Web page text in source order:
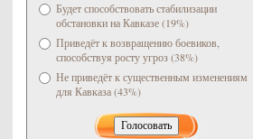
Будет способствовать стабилизации
обстановки на Кавказе (19%)
Приведёт к возвращению боевиков,
способствуя росту угроз (38%)
Не приведёт к существенным изменениям
для Кавказа (43%)